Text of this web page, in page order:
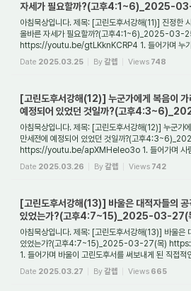
자세가 필요할까?(고후4:1~6)_2025-
아침묵상입니다. 제목: [고린도후서강해(11)] 진정한
올바른 자세가 필요할까?(고후4:1~6)_2025-03-
https://youtu.be/gtLKknKCRP4 1. 들어가며 누가
사도라는 것은 대체 어떻게 증명될 ...
Date 2025.03.25 By갈렙 Views 748
[고린도후서강해(12)] 누군가에게 복음이 가
예정되어 있었던 것일까?(고후
아침묵상입니다. 제목: [고린도후서강해(12)] 누군가
만세전에 예정되어 있었던 것일까?(고후
https://youtu.be/apXMHeleo3o 1. 들어가며 사람
것은 만세전에 이미 예정된 것인...
Date 2025.03.26 By갈렙 Views 742
[고린도후서강해(13)] 바울은 대적자들의 공
있었는가?(고후4:7~15)_2025-03-27(
아침묵상입니다. 제목: [고린도후서강해(13)] 바울은
있었는가?(고후4:7~15)_2025-03-27(목)
1. 들어가며 바울이 고린도후서를 써보내게 된 직접적
부정하는 고린도...
Date 2025.03.27 By갈렙 Views 665